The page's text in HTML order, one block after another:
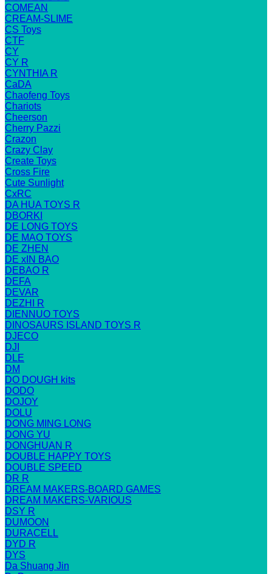
COMEAN
CREAM-SLIME
CS Toys
CTF
CY
CY R
CYNTHIA R
CaDA
Chaofeng Toys
Chariots
Cheerson
Cherry Pazzi
Crazon
Crazy Clay
Create Toys
Cross Fire
Cute Sunlight
CxRC
DA HUA TOYS R
DBORKI
DE LONG TOYS
DE MAO TOYS
DE ZHEN
DE xIN BAO
DEBAO R
DEFA
DEVAR
DEZHI R
DIENNUO TOYS
DINOSAURS ISLAND TOYS R
DJECO
DJI
DLE
DM
DO DOUGH kits
DODO
DOJOY
DOLU
DONG MING LONG
DONG YU
DONGHUAN R
DOUBLE HAPPY TOYS
DOUBLE SPEED
DR R
DREAM MAKERS-BOARD GAMES
DREAM MAKERS-VARIOUS
DSY R
DUMOON
DURACELL
DYD R
DYS
Da Shuang Jin